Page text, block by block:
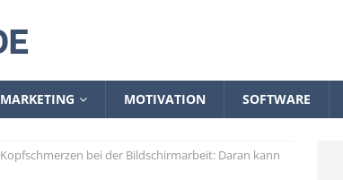
MARKETING MOTIVATION SOFTWARE
Kopfschmerzen bei der Bildschirmarbeit: Daran kann